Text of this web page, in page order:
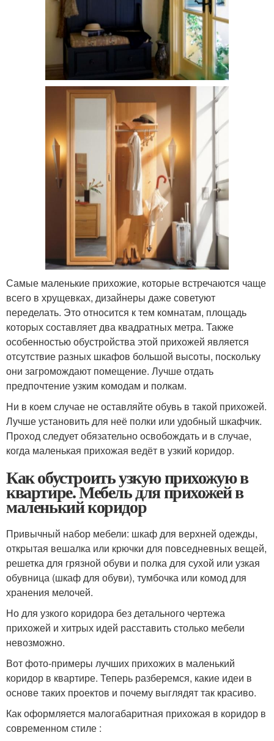
Самые маленькие прихожие, которые встречаются чаще
всего в хрущевках, дизайнеры даже советуют
переделать. Это относится к тем комнатам, площадь
которых составляет два квадратных метра. Также
особенностью обустройства этой прихожей является
отсутствие разных шкафов большой высоты, поскольку
они загромождают помещение. Лучше отдать
предпочтение узким комодам и полкам.
Ни в коем случае не оставляйте обувь в такой прихожей.
Лучше установить для неё полки или удобный шкафчик.
Проход следует обязательно освобождать и в случае,
когда маленькая прихожая ведёт в узкий коридор.
Как обустроить узкую прихожую в
квартире. Мебель для прихожей в
маленький коридор
Привычный набор мебели: шкаф для верхней одежды,
открытая вешалка или крючки для повседневных вещей,
решетка для грязной обуви и полка для сухой или узкая
обувница (шкаф для обуви), тумбочка или комод для
хранения мелочей.
Но для узкого коридора без детального чертежа
прихожей и хитрых идей расставить столько мебели
невозможно.
Вот фото-примеры лучших прихожих в маленький
коридор в квартире. Теперь разберемся, какие идеи в
основе таких проектов и почему выглядят так красиво.
Как оформляется малогабаритная прихожая в коридор в
современном стиле :